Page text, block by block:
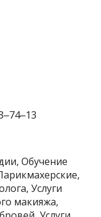
Обучение
Услуги
макияжа,